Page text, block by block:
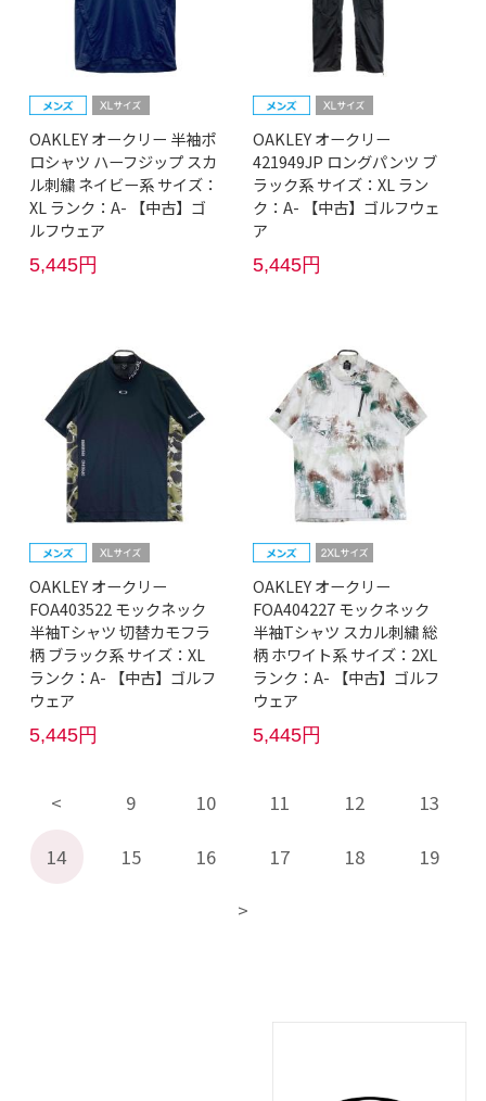
OAKLEY オークリー 半袖ポ
ロシャツ ハーフジップ スカ
ル刺繍 ネイビー系 サイズ：
XL ランク：A- 【中古】ゴ
ルフウェア
5,445円
OAKLEY オークリー
421949JP ロングパンツ ブ
ラック系 サイズ：XL ラン
ク：A- 【中古】ゴルフウェ
ア
5,445円
OAKLEY オークリー
FOA403522 モックネック
半袖Tシャツ 切替カモフラ
柄 ブラック系 サイズ：XL
ランク：A- 【中古】ゴルフ
ウェア
5,445円
OAKLEY オークリー
FOA404227 モックネック
半袖Tシャツ スカル刺繍 総
柄 ホワイト系 サイズ：2XL
ランク：A- 【中古】ゴルフ
ウェア
5,445円
9 10 11 12 13
14 15 16 17 18 19